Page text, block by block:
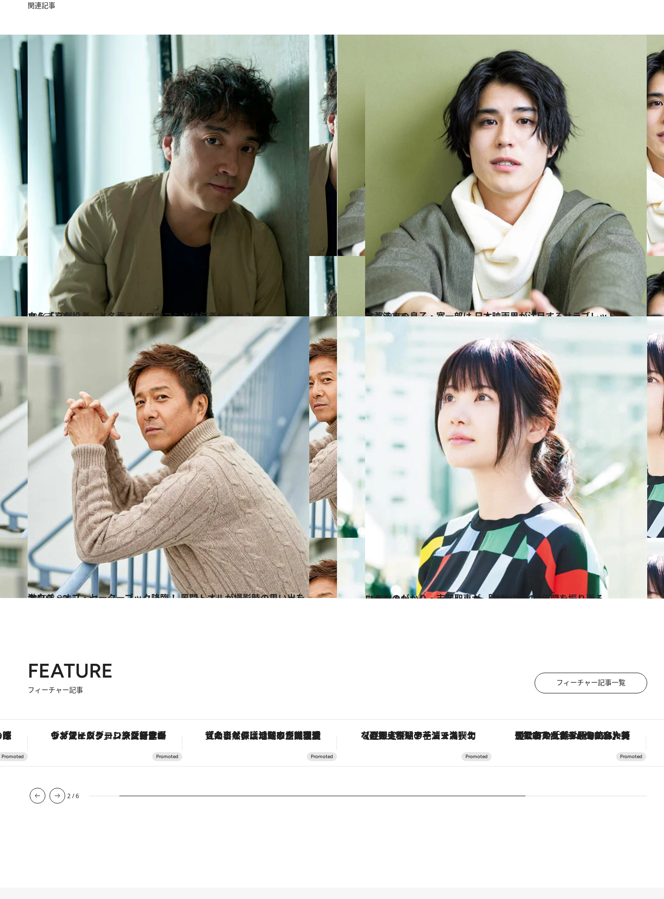
関連記事
2016.5.27
自ら「喜劇役者」と名乗る ムロツヨシとは何者なのか？
カルチャー 2019.2.22
佐藤浩市の息子・寛一郎は 日本映画界が注目するサラブレッド
カルチャー
2019.3.20
キング・オブ・セーターブック降臨！ 風間トオルが撮影時の思い出を激白
カルチャー 2019.4.14
いきものがかり・吉岡聖恵が 「放牧中」の2年間を振り返る
カルチャー
FEATURE
フィーチャー記事
フィーチャー記事一覧
」。旅愛好家のお気に入りコレクションから、ジェンダーレスな新作が登場 「大事なのは地域の意識を変えること」。ロレックス賞受賞の自然保護活動家が実現させたナイジェリアの自然環境の復活 【夏限定ディナーコース】旬を迎える稚鮎や花ズッキーニなどをイタリア・トスカーナの郷土料理の手法で満喫！ 【銀座で出合う最旬美容】美髪ケアや上質な眠り…セルフケアのアップデートから、特別な名入れギフトまで。大人のための「ReFa GINZA」クルーズ 「星のや富士」でデジタルデトックス。冨士信仰の歴史を辿り、心身を調える。
3/6